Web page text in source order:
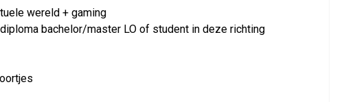
wereld + gaming
bachelor/master LO of student in deze richting